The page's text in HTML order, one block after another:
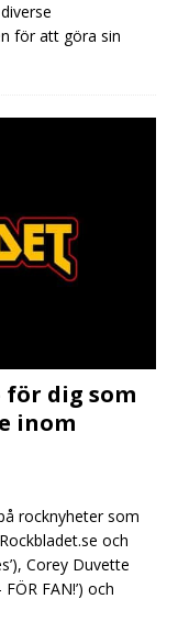
för att göra sin
för dig som
inom
rocknyheter som
och
Corey Duvette
FAN!’) och